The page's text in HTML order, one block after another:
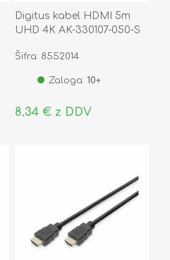
Digitus kabel HDMI 5m
UHD 4K AK-330107-050-S
Šifra: 8552014
Zaloga: 10+
8,34 € z DDV